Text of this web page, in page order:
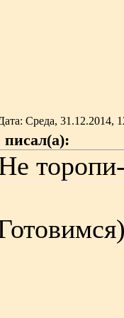
Среда, 31.12.2014,
писал(а):